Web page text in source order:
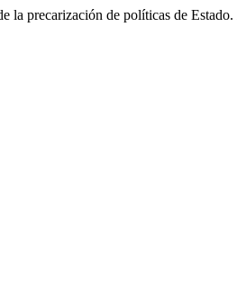
la precarización de políticas de Estado.